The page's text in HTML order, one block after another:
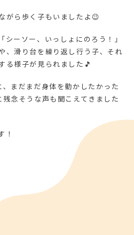
がら歩く子もいましたよ😉
シーソー、いっしょにのろう！」
、滑り台を繰り返し行う子、それ
る様子が見られました🎵
、まだまだ身体を動かしたかった
念そうな声も聞こえてきました
！